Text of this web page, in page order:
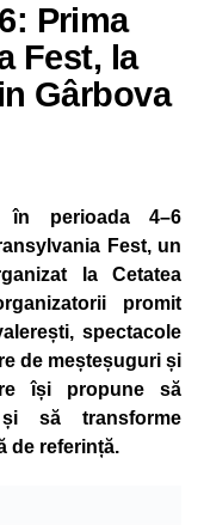
Prima
Fest, la
Gârbova
în perioada 4–6
Fest, un
la Cetatea
promit
spectacole
de meșteșuguri și
își propune să
să transforme
de referință.